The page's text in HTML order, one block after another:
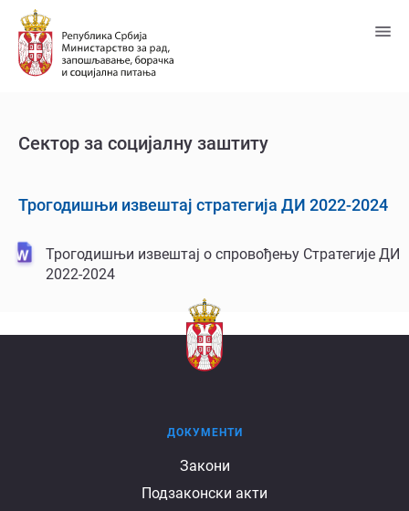
Пређи
главни
садржај
Сектор за социјалну заштиту
Трогодишњи извештај стратегија ДИ 2022-2024
Трогодишњи извештај о спровођењу Стратегије ДИ
2022-2024
ДОКУМЕНТИ
Закони
Подзаконски акти